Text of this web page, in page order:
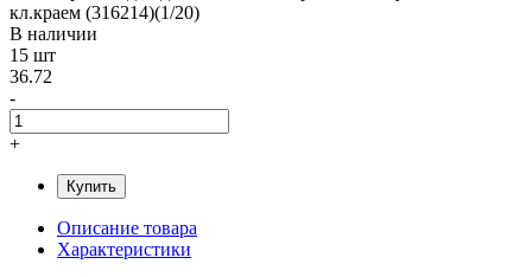
В наличии
15 шт
36.72
-
+
Купить
Описание товара
Характеристики